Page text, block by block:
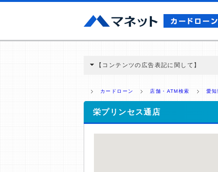
【コンテンツの広告表記に関して】
ミ収集などに基づき、公平性を担保した情
>提携企業一覧
カードローン 店舗・ATM検索 愛
栄プリンセス通店